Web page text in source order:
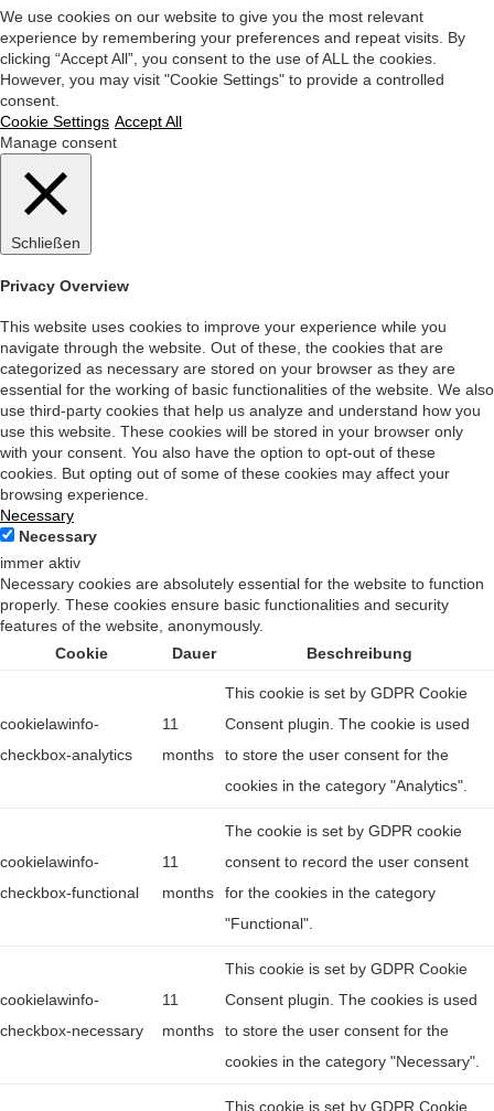
We use cookies on our website to give you the most relevant
experience by remembering your preferences and repeat visits. By
clicking “Accept All”, you consent to the use of ALL the cookies.
However, you may visit "Cookie Settings" to provide a controlled
consent.
Cookie Settings Accept All
Manage consent
Schließen
Privacy Overview
This website uses cookies to improve your experience while you
navigate through the website. Out of these, the cookies that are
categorized as necessary are stored on your browser as they are
essential for the working of basic functionalities of the website. We also
use third-party cookies that help us analyze and understand how you
use this website. These cookies will be stored in your browser only
with your consent. You also have the option to opt-out of these
cookies. But opting out of some of these cookies may affect your
browsing experience.
Necessary
Necessary
immer aktiv
Necessary cookies are absolutely essential for the website to function
properly. These cookies ensure basic functionalities and security
features of the website, anonymously.
Cookie
Dauer Beschreibung
cookielawinfo-
checkbox-analytics
11
months
This cookie is set by GDPR Cookie
Consent plugin. The cookie is used
to store the user consent for the
cookies in the category "Analytics".
cookielawinfo-
checkbox-functional
11
months
The cookie is set by GDPR cookie
consent to record the user consent
for the cookies in the category
"Functional".
cookielawinfo-
checkbox-necessary
11
months
This cookie is set by GDPR Cookie
Consent plugin. The cookies is used
to store the user consent for the
cookies in the category "Necessary".
This cookie is set by GDPR Cookie